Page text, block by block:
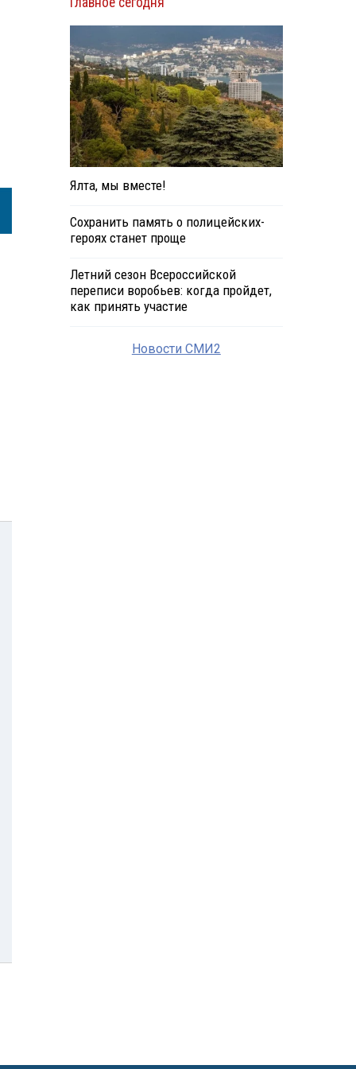
Ялта, мы вместе!
Сохранить память о полицейских-
героях станет проще
Летний сезон Всероссийской
переписи воробьев: когда пройдет,
как принять участие
Новости СМИ2